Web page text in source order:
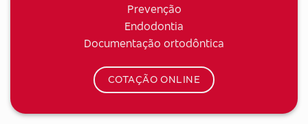
Prevenção
Endodontia
Documentação ortodôntica
COTAÇÃO ONLINE